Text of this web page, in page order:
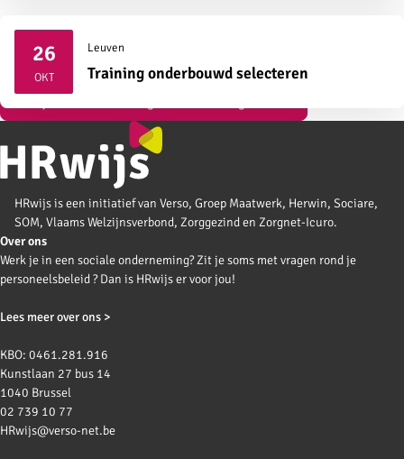
26
OKT2026
Leuven
Training onderbouwd selecteren
HRwijs is een initiatief van Verso, Groep Maatwerk, Herwin, Sociare,
SOM, Vlaams Welzijnsverbond, Zorggezind en Zorgnet-Icuro.
Over ons
Werk je in een sociale onderneming? Zit je soms met vragen rond je
personeelsbeleid ? Dan is HRwijs er voor jou!
Lees meer over ons >
KBO: 0461.281.916
Kunstlaan 27 bus 14
1040 Brussel
02 739 10 77
HRwijs@verso-net.be